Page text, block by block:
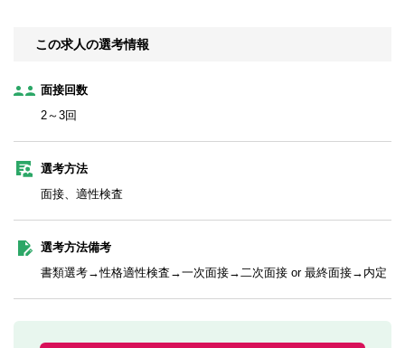
この求人の選考情報
面接回数
2～3回
選考方法
面接、適性検査
選考方法備考
書類選考→性格適性検査→一次面接→二次面接 or 最終面接→内定